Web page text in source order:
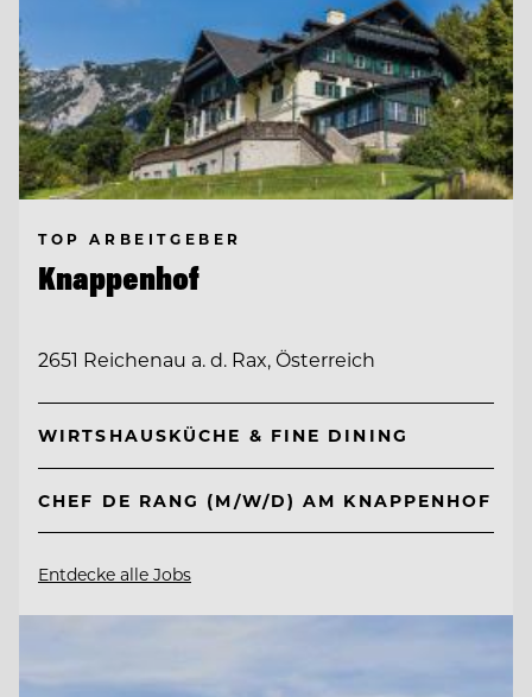
TOP ARBEITGEBER
Knappenhof
2651 Reichenau a. d. Rax, Österreich
WIRTSHAUSKÜCHE & FINE DINING
CHEF DE RANG (M/W/D) AM KNAPPENHOF
Entdecke alle Jobs